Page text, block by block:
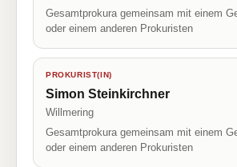
Gesamtprokura gemeinsam mit einem
oder einem anderen Prokuristen
PROKURIST(IN)
Simon Steinkirchner
Willmering
Gesamtprokura gemeinsam mit einem
oder einem anderen Prokuristen